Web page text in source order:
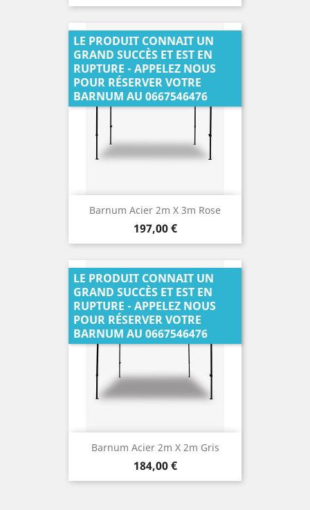
Barnum Acier 2m X 3m Rose
Prix
197,00 €
LE PRODUIT CONNAIT UN
GRAND SUCCÈS ET EST EN
RUPTURE - APPELEZ NOUS
POUR RÉSERVER VOTRE
BARNUM AU 0667546476
Barnum Acier 2m X 2m Gris
Prix
184,00 €
LE PRODUIT CONNAIT UN
GRAND SUCCÈS ET EST EN
RUPTURE - APPELEZ NOUS
POUR RÉSERVER VOTRE
BARNUM AU 0667546476